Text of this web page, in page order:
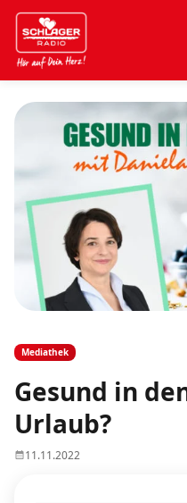
Mediathek
Gesund in
Urlaub?
11.11.2022